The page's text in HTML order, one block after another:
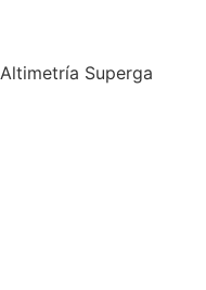
Altimetría Superga